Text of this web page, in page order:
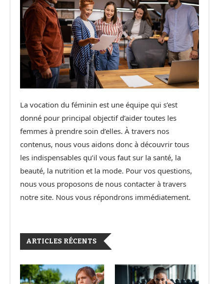
La vocation du féminin est une équipe qui s’est
donné pour principal objectif d’aider toutes les
femmes à prendre soin d’elles. À travers nos
contenus, nous vous aidons donc à découvrir tous
les indispensables qu’il vous faut sur la santé, la
beauté, la nutrition et la mode. Pour vos questions,
nous vous proposons de nous contacter à travers
notre site. Nous vous répondrons immédiatement.
ARTICLES RÉCENTS